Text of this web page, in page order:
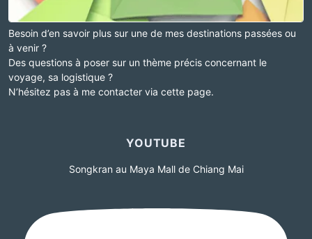
Besoin d’en savoir plus sur une de mes destinations passées ou
à venir ?
Des questions à poser sur un thème précis concernant le
voyage, sa logistique ?
N’hésitez pas à me contacter via cette page.
YOUTUBE
Songkran au Maya Mall de Chiang Mai